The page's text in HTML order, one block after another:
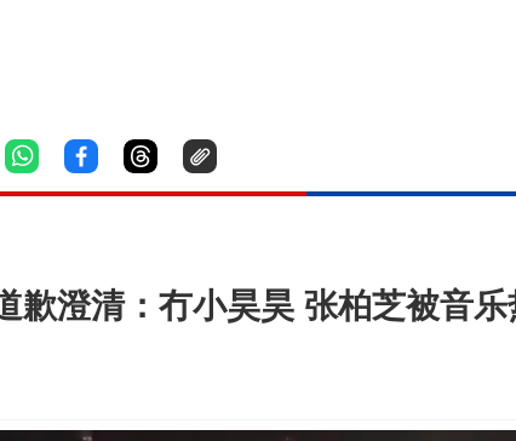
歉澄清：冇小昊昊 张柏芝被音